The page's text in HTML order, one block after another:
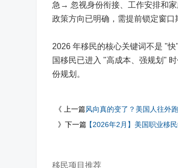
急→ 忽视身份衔接、工作安排和
政策方向已明确，需提前锁定窗口
2026 年移民的核心关键词不是 "
国移民已进入 "高成本、强规划"
份规划。
《 上一篇风向真的变了？美国人往外
》下一篇【2026年2月】美国职业移
移民项目推荐